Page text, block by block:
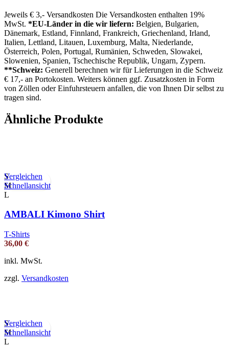
Jeweils € 3,- Versandkosten Die Versandkosten enthalten 19%
MwSt. *EU-Länder in die wir liefern: Belgien, Bulgarien,
Dänemark, Estland, Finnland, Frankreich, Griechenland, Irland,
Italien, Lettland, Litauen, Luxemburg, Malta, Niederlande,
Österreich, Polen, Portugal, Rumänien, Schweden, Slowakei,
Slowenien, Spanien, Tschechische Republik, Ungarn, Zypern.
**Schweiz: Generell berechnen wir für Lieferungen in die Schweiz
€ 17,- an Portokosten. Weiters können ggf. Zusatzkosten in Form
von Zöllen oder Einfuhrsteuern anfallen, die von Ihnen Dir selbst zu
tragen sind.
Ähnliche Produkte
Vergleichen
Schnellansicht
S
M
L
AMBALI Kimono Shirt
T-Shirts
36,00 €
inkl. MwSt.
zzgl. Versandkosten
Vergleichen
Schnellansicht
S
M
L